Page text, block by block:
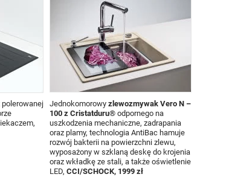
polerowanej
Jednokomorowy zlewozmywak Vero N –
100 z Cristatduru® odpornego na
uszkodzenia mechaniczne, zadrapania
oraz plamy, technologia AntiBac hamuje
rozwój bakterii na powierzchni zlewu,
wyposażony w szklaną deskę do krojenia
oraz wkładkę ze stali, a także oświetlenie
LED, CCI/SCHOCK, 1999 zł